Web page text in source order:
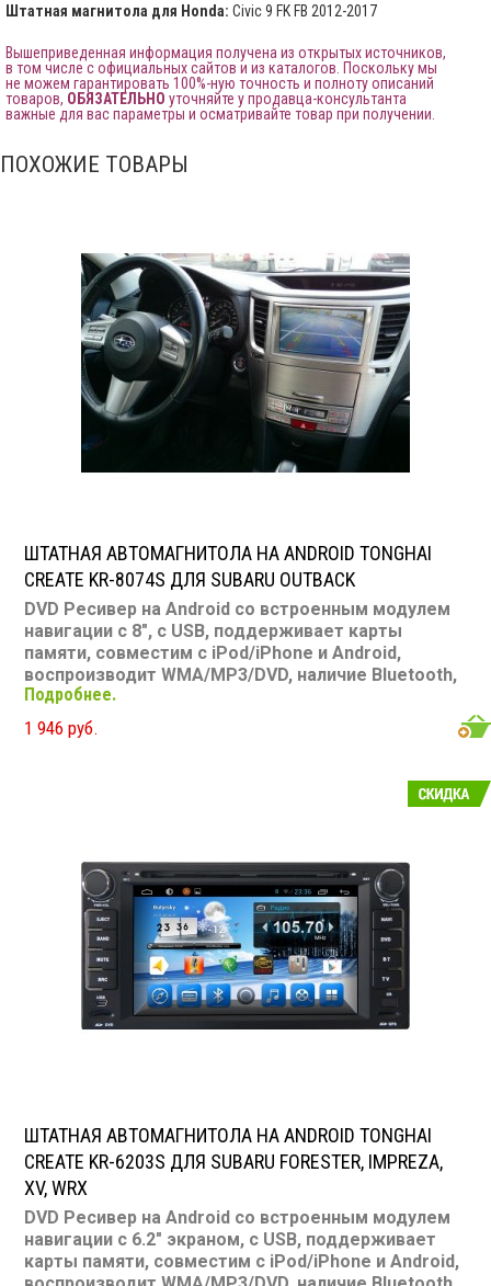
Штатная магнитола для Honda: Civic 9 FK FB 2012-2017
Вышеприведенная информация получена из открытых источников,
в том числе с официальных сайтов и из каталогов. Поскольку мы
не можем гарантировать 100%-ную точность и полноту описаний
товаров, ОБЯЗАТЕЛЬНО уточняйте у продавца-консультанта
важные для вас параметры и осматривайте товар при получении.
ПОХОЖИЕ ТОВАРЫ
ШТАТНАЯ АВТОМАГНИТОЛА НА ANDROID TONGHAI
CREATE KR-8074S ДЛЯ SUBARU OUTBACK
DVD Ресивер на Android со встроенным модулем
навигации с 8", с USB, поддерживает карты
памяти, совместим с iPod/iPhone и Android,
воспроизводит WMA/MP3/DVD, наличие Bluetooth,
подключение камеры заднего вида
Подсветка: многоцветная CD/MP3: есть DVD/Video:
есть, 8" экран TV-тюнер: нет USB: есть SD карта: есть
панель: нет RCA (линейные) выходы: нет Мощность
6 NEW
Подробнее.
1 946 руб.
ШТАТНАЯ АВТОМАГНИТОЛА НА ANDROID TONGHAI
CREATE KR-6203S ДЛЯ SUBARU FORESTER, IMPREZA,
XV, WRX
DVD Ресивер на Android со встроенным модулем
навигации с 6.2" экраном, с USB, поддерживает
карты памяти, совместим с iPod/iPhone и Android,